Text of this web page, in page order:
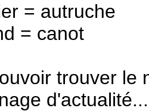
= autruche
= canot
trouver le
d'actualité...